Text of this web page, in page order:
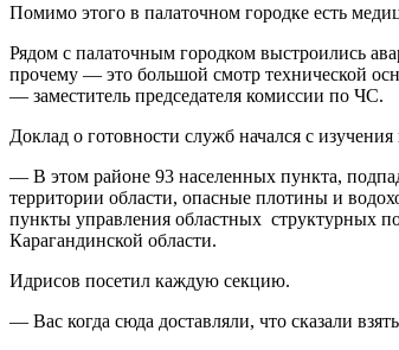
Помимо этого в палаточном городке есть
Рядом с палаточным городком выстроились
прочему — это большой смотр технической
— заместитель председателя комиссии по ЧС.
Доклад о готовности служб начался с
— В этом районе 93 населенных пункта,
территории области, опасные плотины и
пункты управления областных структурных
Карагандинской области.
Идрисов посетил каждую секцию.
— Вас когда сюда доставляли, что сказали